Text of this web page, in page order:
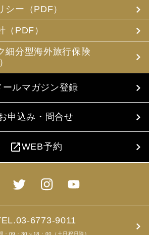
シー（PDF）
（PDF）
細分型海外旅行保険
ールマガジン登録
申込み・問合せ
open_in_newWEB予約
6773-9011
：09：30～18：00（土日祝日除）